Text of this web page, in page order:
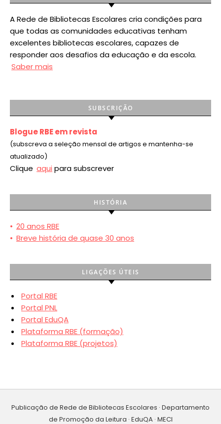
A Rede de Bibliotecas Escolares cria condições para
que todas as comunidades educativas tenham
excelentes bibliotecas escolares, capazes de
responder aos desafios da educação e da escola.
Saber mais
SUBSCRIÇÃO
Blogue RBE em revista
(subscreva a seleção mensal de artigos e mantenha-se
atualizado)
Clique aqui para subscrever
HISTÓRIA
• 20 anos RBE
• Breve história de quase 30 anos
LIGAÇÕES ÚTEIS
Portal RBE
Portal PNL
Portal EduQA
Plataforma RBE (formação)
Plataforma RBE (projetos)
Publicação de Rede de Bibliotecas Escolares · Departamento
de Promoção da Leitura · EduQA · MECI